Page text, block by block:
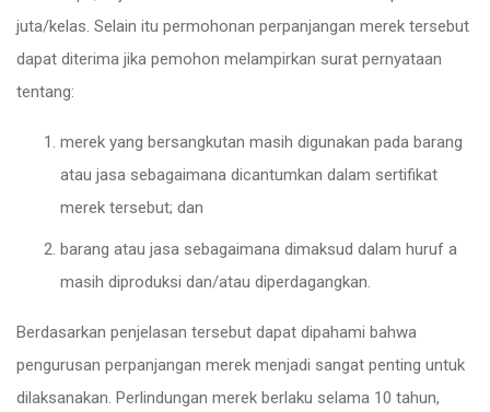
juta/kelas. Selain itu permohonan perpanjangan merek tersebut
dapat diterima jika pemohon melampirkan surat pernyataan
tentang:
merek yang bersangkutan masih digunakan pada barang
atau jasa sebagaimana dicantumkan dalam sertifikat
merek tersebut; dan
barang atau jasa sebagaimana dimaksud dalam huruf a
masih diproduksi dan/atau diperdagangkan.
Berdasarkan penjelasan tersebut dapat dipahami bahwa
pengurusan perpanjangan merek menjadi sangat penting untuk
dilaksanakan. Perlindungan merek berlaku selama 10 tahun,